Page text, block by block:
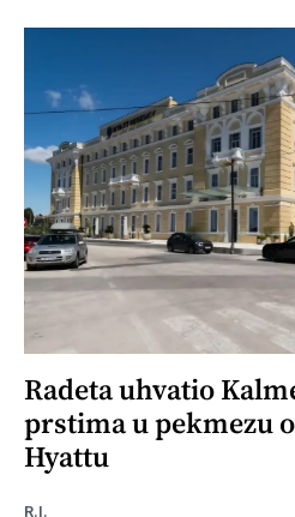
Radeta uhvatio
prstima u pekmezu
Hyattu
R.I.